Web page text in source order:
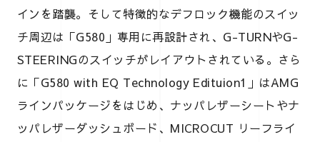
インを踏襲。そして特徴的なデフロック機能のスイッ
チ周辺は「G580」専用に再設計され、G-TURNやG-
STEERINGのスイッチがレイアウトされている。さら
に「G580 with EQ Technology Edituion1」はAMG
ラインパッケージをはじめ、ナッパレザーシートやナ
ッパレザーダッシュボード、MICROCUT リーフライ